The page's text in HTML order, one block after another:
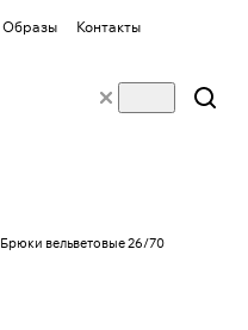
Образы Контакты
Брюки вельветовые 26/70